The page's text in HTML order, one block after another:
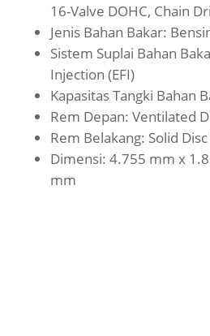
16-Valve DOHC, Chain
Jenis Bahan Bakar:
Sistem Suplai Bahan
Injection (EFI)
Kapasitas Tangki Bahan
Rem Depan: Ventilated
Rem Belakang: Solid
Dimensi: 4.755 mm x
mm